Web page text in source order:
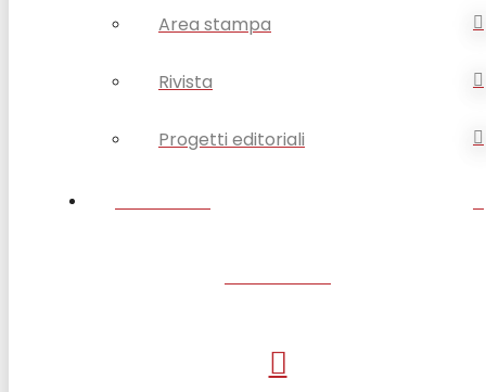
Area stampa
Rivista
Progetti editoriali